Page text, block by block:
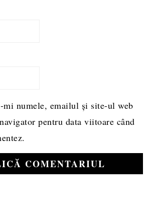
mi numele, emailul și site-ul web
pentru data viitoare când